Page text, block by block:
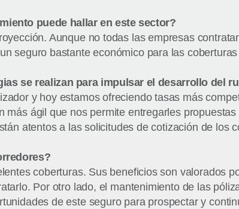
puede hallar en este sector?
Aunque no todas las empresas
seguro bastante económico para las
se realizan para impulsar el desarrollo del
y hoy estamos ofreciendo tasas más
más ágil que nos permite entregarles
atentos a las solicitudes de cotización de los
coberturas. Sus beneficios son valorados
Por otro lado, el mantenimiento de las
de este seguro para prospectar y